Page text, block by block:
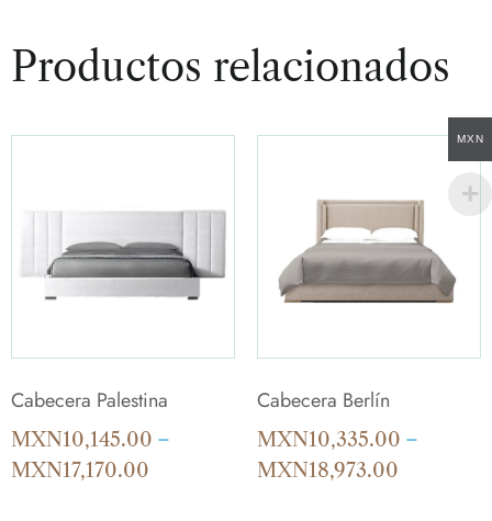
Productos relacionados
Cabecera Palestina
MXN10,145.00 –
MXN17,170.00
Cabecera Berlín
MXN10,335.00 –
MXN18,973.00
MXN